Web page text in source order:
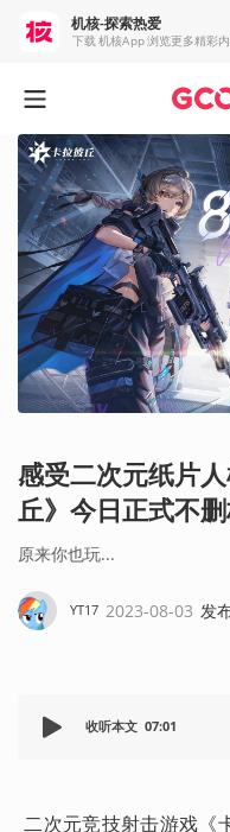
感受二次元纸片
丘》今日正式不
原来你也玩...
YT17 2023-08-03 发
收听本文 07:01
二次元竞技射击游戏《卡拉彼丘》PC端于今日正式不删档
机核-探索热爱
下载 机核App 浏览更多精彩